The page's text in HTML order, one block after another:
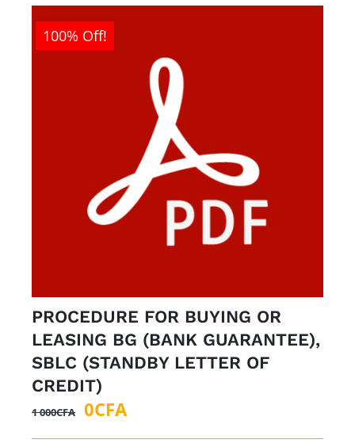
100% Off!
PROCEDURE FOR BUYING OR
LEASING BG (BANK GUARANTEE),
SBLC (STANDBY LETTER OF
CREDIT)
1 000CFA
Le
prix
0CFALe
prix